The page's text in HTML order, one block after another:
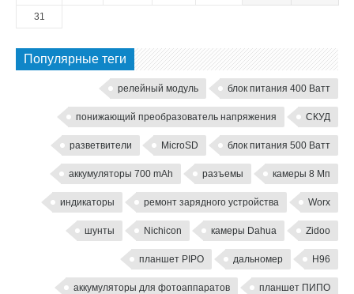
31
Популярные теги
релейный модуль блок питания 400 Ватт
понижающий преобразователь напряжения СКУД
разветвители MicroSD блок питания 500 Ватт
аккумуляторы 700 mAh разъемы камеры 8 Мп
индикаторы ремонт зарядного устройства Worx
шунты Nichicon камеры Dahua Zidoo
планшет PIPO дальномер H96
аккумуляторы для фотоаппаратов планшет ПИПО